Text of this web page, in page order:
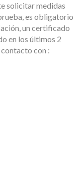
solicitar medidas
es obligatorio
un certificado
en los últimos 2
con :